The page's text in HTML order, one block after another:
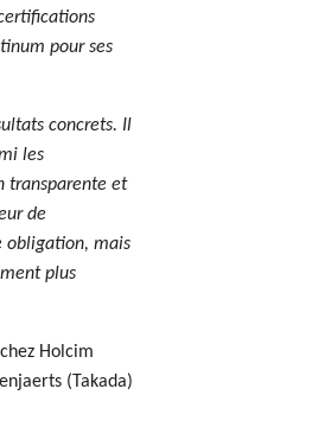
pour ses
concrets. Il
les
transparente et
de
obligation, mais
plus
Holcim
(Takada)